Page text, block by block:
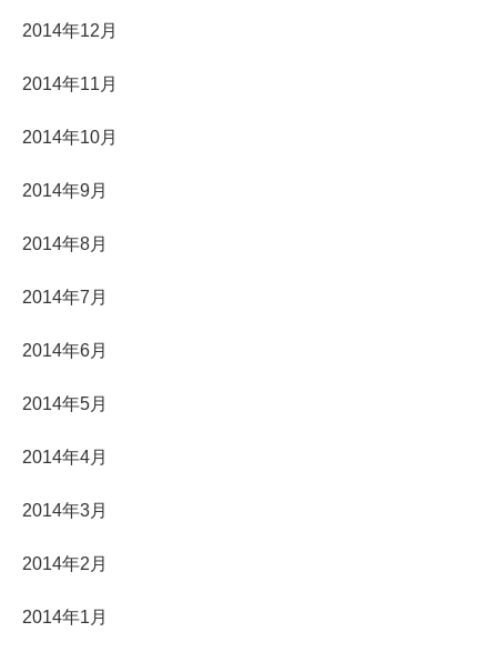
2014年12月
2014年11月
2014年10月
2014年9月
2014年8月
2014年7月
2014年6月
2014年5月
2014年4月
2014年3月
2014年2月
2014年1月